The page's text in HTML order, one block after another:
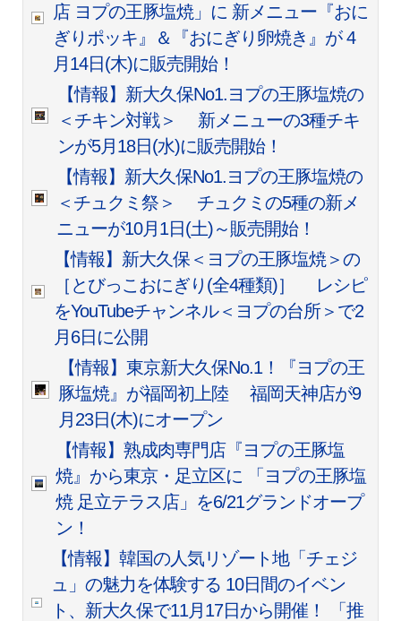
店 ヨプの王豚塩焼」に 新メニュー『おに
ぎりポッキ』＆『おにぎり卵焼き』が 4
月14日(木)に販売開始！
【情報】新大久保No1.ヨプの王豚塩焼の
＜チキン対戦＞ 新メニューの3種チキ
ンが5月18日(水)に販売開始！
【情報】新大久保No1.ヨプの王豚塩焼の
＜チュクミ祭＞ チュクミの5種の新メ
ニューが10月1日(土)～販売開始！
【情報】新大久保＜ヨプの王豚塩焼＞の
［とびっこおにぎり(全4種類)］ レシピ
をYouTubeチャンネル＜ヨプの台所＞で2
月6日に公開
【情報】東京新大久保No.1！『ヨプの王
豚塩焼』が福岡初上陸 福岡天神店が9
月23日(木)にオープン
【情報】熟成肉専門店『ヨプの王豚塩
焼』から東京・足立区に 「ヨプの王豚塩
焼 足立テラス店」を6/21グランドオープ
ン！
【情報】韓国の人気リゾート地「チェジ
ュ」の魅力を体験する 10日間のイベン
ト、新大久保で11月17日から開催！ 「推